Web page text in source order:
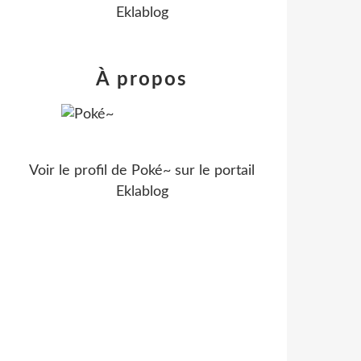
Eklablog
À propos
Voir le profil de Poké~ sur le portail
Eklablog